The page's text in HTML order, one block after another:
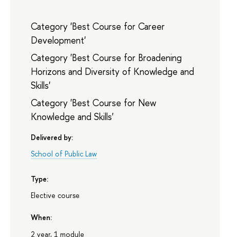
Category 'Best Course for Career
Development'
Category 'Best Course for Broadening
Horizons and Diversity of Knowledge and
Skills'
Category 'Best Course for New
Knowledge and Skills'
Delivered by:
School of Public Law
Type:
Elective course
When:
2 year, 1 module